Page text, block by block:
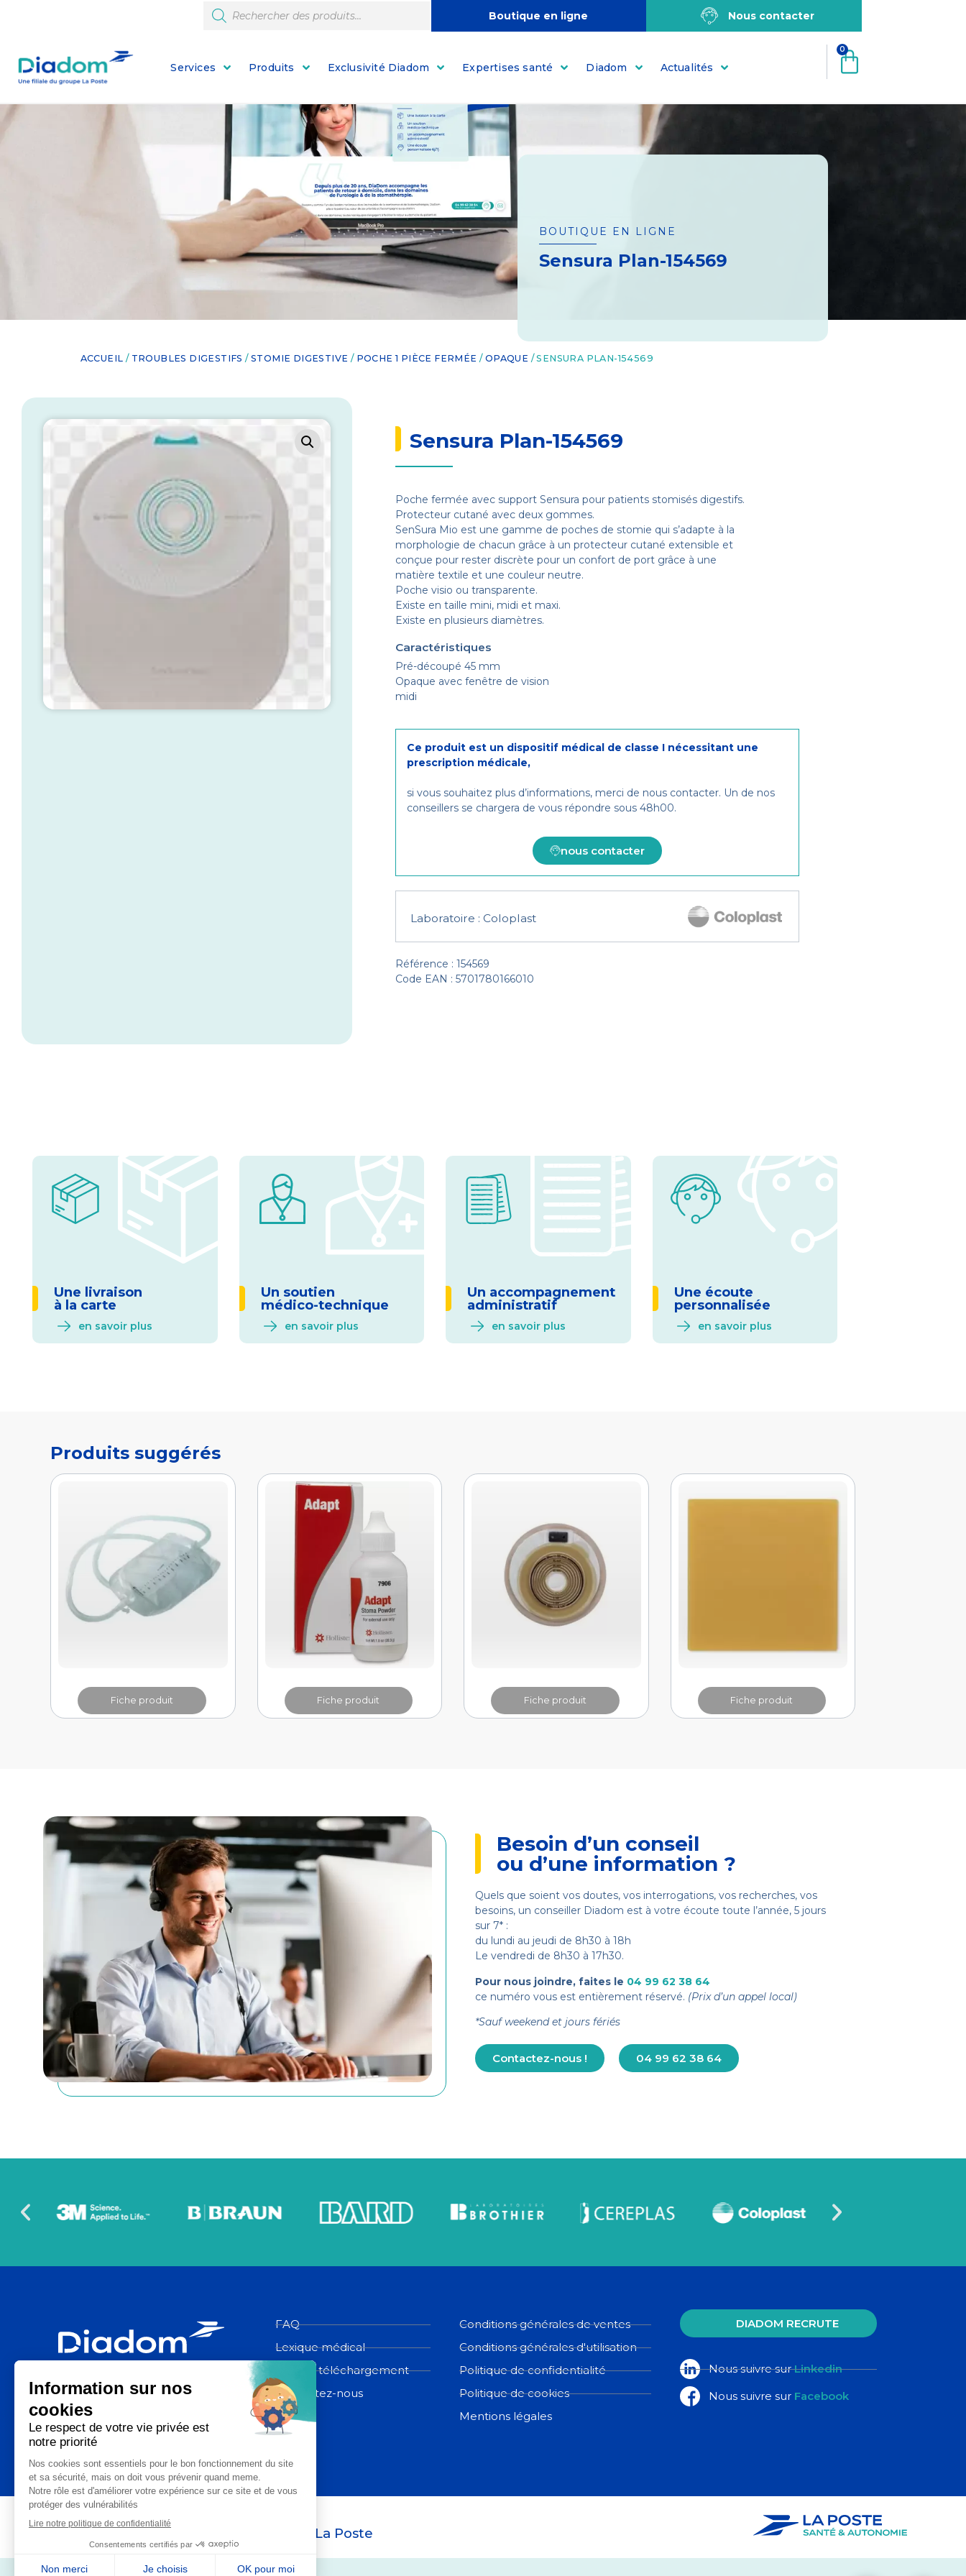
Boutique en ligne Nous contacter
Services Produits Exclusivité Diadom Expertises santé Diadom Actualités
0
BOUTIQUE EN LIGNE
Sensura Plan-154569
ACCUEIL / TROUBLES DIGESTIFS / STOMIE DIGESTIVE / POCHE 1 PIÈCE FERMÉE / OPAQUE / SENSURA PLAN-154569
Sensura Plan-154569
Poche fermée avec support Sensura pour patients stomisés digestifs.
Protecteur cutané avec deux gommes.
SenSura Mio est une gamme de poches de stomie qui s’adapte à la
morphologie de chacun grâce à un protecteur cutané extensible et
conçue pour rester discrète pour un confort de port grâce à une
matière textile et une couleur neutre.
Poche visio ou transparente.
Existe en taille mini, midi et maxi.
Existe en plusieurs diamètres.
Caractéristiques
Pré-découpé 45 mm
Opaque avec fenêtre de vision
midi
Ce produit est un dispositif médical de classe I nécessitant une
prescription médicale,
si vous souhaitez plus d’informations, merci de nous contacter. Un de nos
conseillers se chargera de vous répondre sous 48h00.
nous contacter
Laboratoire :Coloplast
Référence : 154569
Code EAN : 5701780166010
Une livraison
à la carte
en savoir plus
Un soutien
médico-technique
en savoir plus
Un accompagnement
administratif
en savoir plus
Une écoute
personnalisée
en savoir plus
Fiche produit Fiche produit Fiche produit Fiche produit
Besoin d’un conseil
ou d’une information ?
Quels que soient vos doutes, vos interrogations, vos recherches, vos
besoins, un conseiller Diadom est à votre écoute toute l’année, 5 jours
sur 7* :
du lundi au jeudi de 8h30 à 18h
Le vendredi de 8h30 à 17h30.
Pour nous joindre, faites le 04 99 62 38 64
ce numéro vous est entièrement réservé. (Prix d’un appel local)
*Sauf weekend et jours fériés
Contactez-nous ! 04 99 62 38 64
Poste
FAQ
Lexique médical
Espace téléchargement
Contactez-nous
Conditions générales de ventes
Conditions générales d'utilisation
Politique de confidentialité
Politique de cookies
Mentions légales
DIADOM RECRUTE
Nous suivre surLinkedin
Nous suivre sur Facebook
La Poste Santé & Autonomie,
un ensemble d’expertises du groupe La Poste